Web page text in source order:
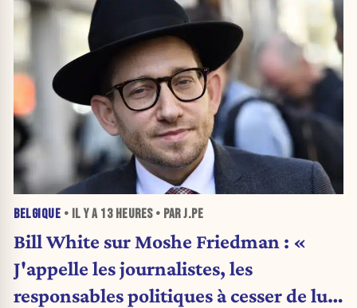
BELGIQUE • IL Y A 13 HEURES• PAR J.PE
Bill White sur Moshe Friedman : «
J'appelle les journalistes, les
responsables politiques à cesser de lui